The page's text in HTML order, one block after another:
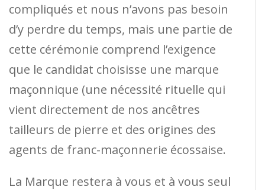
compliqués et nous n’avons pas besoin
d’y perdre du temps, mais une partie de
cette cérémonie comprend l’exigence
que le candidat choisisse une marque
maçonnique (une nécessité rituelle qui
vient directement de nos ancêtres
tailleurs de pierre et des origines des
agents de franc-maçonnerie écossaise.
La Marque restera à vous et à vous seul